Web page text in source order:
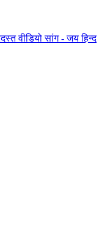
वीडियो सांग - जय हिन्द